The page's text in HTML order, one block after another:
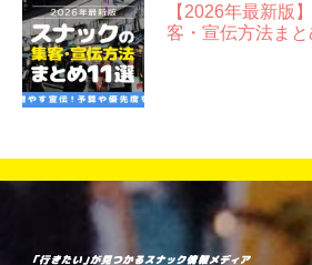
【2026年最新版
客・宣伝方法ま